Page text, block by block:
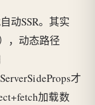
动SSR。其实
，动态路径
才
加载数